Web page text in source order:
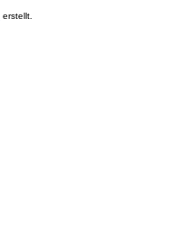
erstellt.